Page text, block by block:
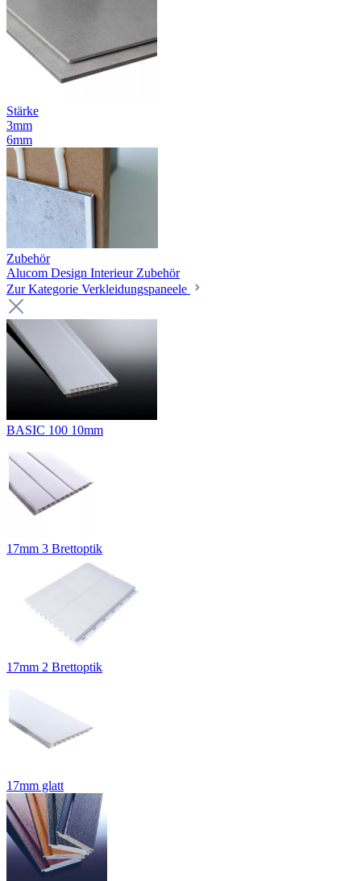
Stärke
3mm
6mm
Zubehör
Alucom Design Interieur Zubehör
Zur Kategorie Verkleidungspaneele
BASIC 100 10mm
17mm 3 Brettoptik
17mm 2 Brettoptik
17mm glatt